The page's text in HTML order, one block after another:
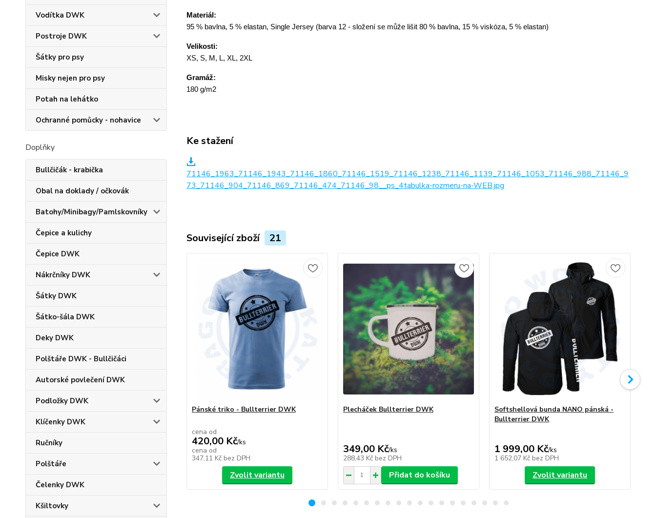
Vodítka DWK
Postroje DWK
Šátky pro psy
Misky nejen pro psy
Potah na lehátko
Ochranné pomůcky - nohavice
Doplňky
Bullčičák - krabička
Obal na doklady / očkovák
Batohy/Minibagy/Pamlskovníky
Čepice a kulichy
Čepice DWK
Nákrčníky DWK
Šátky DWK
Šátko-šála DWK
Deky DWK
Polštáře DWK - Bullčičáci
Autorské povlečení DWK
Podložky DWK
Klíčenky DWK
Ručníky
Polštáře
Čelenky DWK
Kšiltovky
Materiál:
95 % bavlna, 5 % elastan, Single Jersey (barva 12 - složení se může lišit 80 % bavlna, 15 % viskóza, 5 % elastan)
Velikosti:
XS, S, M, L, XL, 2XL
Gramáž:
180 g/m2
Ke stažení
71146_1963_71146_1943_71146_1860_71146_1519_71146_1238_71146_1139_71146_1053_71146_988_71146_9
73_71146_904_71146_869_71146_474_71146_98__ps_4tabulka-rozmeru-na-WEB.jpg
Související zboží 21
Pánské triko - Bullterrier DWK
cena od
420,00 Kč/ks
cena od
347,11 Kč bez DPH
Zvolit variantu
Plecháček Bullterrier DWK
349,00 Kč/ks
288,43 Kč bez DPH
Přidat do košíku
Softshellová bunda NANO pánská -
Bullterrier DWK
1 999,00 Kč/ks
1 652,07 Kč bez DPH
Zvolit variantu